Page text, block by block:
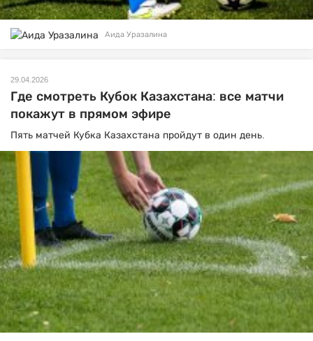
Аида Уразалина
29.04.2026
Где смотреть Кубок Казахстана: все матчи
покажут в прямом эфире
Пять матчей Кубка Казахстана пройдут в один день.